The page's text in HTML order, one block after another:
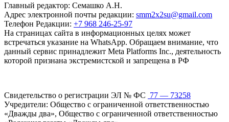
Главный редактор: Семашко А.Н.
Адрес электронной почты редакции: smm2x2su@gmail.com
Телефон Редакции: +7 968 246-25-97
На страницах сайта в информационных целях может
встречаться указание на WhatsApp. Обращаем внимание, что
данный сервис принадлежит Meta Platforms Inc., деятельность
которой признана экстремистской и запрещена в РФ
Свидетельство о регистрации ЭЛ № ФС 77 — 73258
Учредители: Общество с ограниченной ответственностью
«Дважды два», Общество с ограниченной ответственностью